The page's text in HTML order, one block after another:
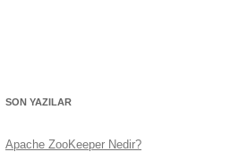
SON YAZILAR
Apache ZooKeeper Nedir?